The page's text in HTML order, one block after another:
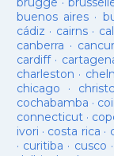
buenos aires·
cádiz · cairns·
canberra ·
cardiff·
charleston ·
chicago ·
cochabamba ·
connecticut·
ivori · costa rica ·
· curitiba · cusco ·